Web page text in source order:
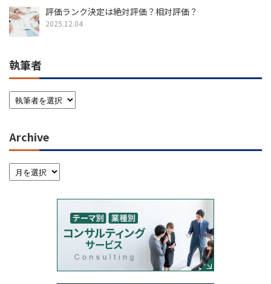
評価ランク決定は絶対評価？相対評価？
2025.12.04
執筆者
Archive